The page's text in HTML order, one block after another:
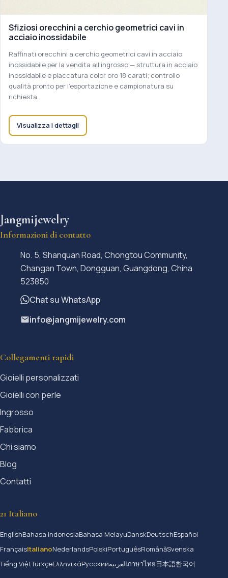
Sfiziosi orecchini a cerchio geometrici cavi in
acciaio inossidabile
Raffinati orecchini a cerchio geometrici cavi in acciaio
inossidabile per la vendita all'ingrosso — struttura in acciaio
inossidabile e placcatura color oro 18 carati; controllo
qualità pronto per l'esportazione e campionatura su
richiesta.
Visualizza i dettagli
Jangmijewelry
Informazioni di contatto
No. 5, Shanquan Road, Chongtou Community,
Changan Town, Dongguan, Guangdong, China
523850
Chat su WhatsApp
info@jangmijewelry.com
Collegamenti rapidi
Gioielli personalizzati
Gioielli con perle
Ingrosso
Fabbrica
Chi siamo
Blog
Contatti
21 Italiano
EnglishBahasa IndonesiaBahasa MelayuDanskDeutschEspañol
FrançaisItalianoNederlandsPolskiPortuguêsRomânăSvenska
Tiếng ViệtTürkçeΕλληνικάРусскийالعربيةภาษาไทย日本語한국어